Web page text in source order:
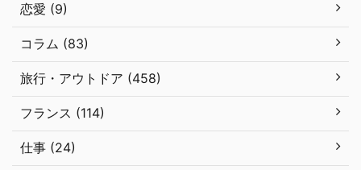
恋愛 (9)
コラム (83)
旅行・アウトドア (458)
フランス (114)
仕事 (24)